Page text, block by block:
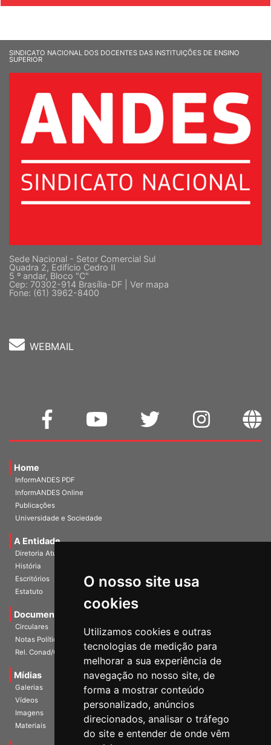
O nosso site usa
cookies
Utilizamos cookies e outras
tecnologias de medição para
melhorar a sua experiência de
navegação no nosso site, de
forma a mostrar conteúdo
personalizado, anúncios
direcionados, analisar o tráfego
do site e entender de onde vêm
SINDICATO NACIONAL DOS DOCENTES DAS INSTITUIÇÕES DE ENSINO
SUPERIOR
Sede Nacional - Setor Comercial Sul
Quadra 2, Edifício Cedro II
5 º andar, Bloco "C"
Cep: 70302-914 Brasília-DF | Ver mapa
Fone: (61) 3962-8400
WEBMAIL
Home
InformANDES PDF
InformANDES Online
Publicações
Universidade e Sociedade
A Entidade
Diretoria Atual
História
Escritórios
Estatuto
Documentos
Circulares
Notas Políticas
Rel. Conad/Congresso
Mídias
Galerias
Vídeos
Imagens
Materiais